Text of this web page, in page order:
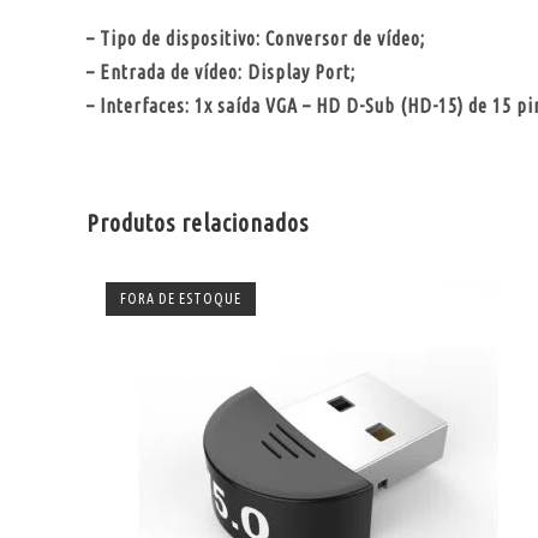
– Tipo de dispositivo: Conversor de vídeo;
– Entrada de vídeo: Display Port;
– Interfaces: 1x saída VGA – HD D-Sub (HD-15) de 15
Produtos relacionados
FORA DE ESTOQUE